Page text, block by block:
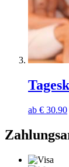
ab € 30.90